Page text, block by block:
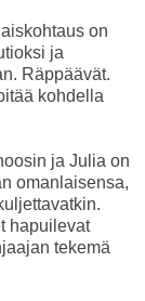
on
ja
Räppäävät.
kohdella
ja Julia on
omanlaisensa,
hapuilevat
tekemä